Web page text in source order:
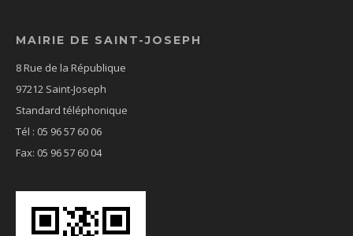
MAIRIE DE SAINT-JOSEPH
8 Rue de la République
97212 Saint-Joseph
Standard téléphonique
Tél : 05 96 57 60 06
Fax: 05 96 57 60 04